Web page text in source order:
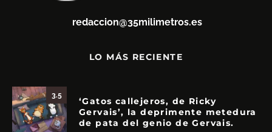
redaccion@35milimetros.es
LO MÁS RECIENTE
3.5
‘Gatos callejeros, de Ricky
Gervais’, la deprimente metedura
de pata del genio de Gervais.